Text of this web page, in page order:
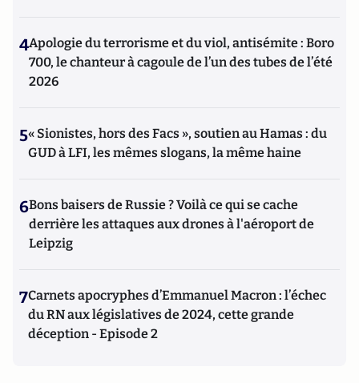
4Apologie du terrorisme et du viol, antisémite : Boro
700, le chanteur à cagoule de l’un des tubes de l’été
2026
5« Sionistes, hors des Facs », soutien au Hamas : du
GUD à LFI, les mêmes slogans, la même haine
6Bons baisers de Russie ? Voilà ce qui se cache
derrière les attaques aux drones à l'aéroport de
Leipzig
7Carnets apocryphes d’Emmanuel Macron : l’échec
du RN aux législatives de 2024, cette grande
déception - Episode 2